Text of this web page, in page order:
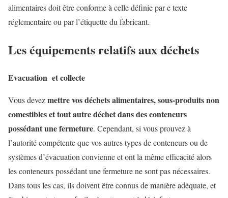
alimentaires doit être conforme à celle définie par e texte
réglementaire ou par l’étiquette du fabricant.
Les équipements relatifs aux déchets
Evacuation et collecte
Vous devezmettre vos déchets alimentaires, sous-produits non
comestibles et tout autre déchet dans des conteneurs
possédant une fermeture. Cependant, si vous prouvez à
l’autorité compétente que vos autres types de conteneurs ou de
systèmes d’évacuation convienne et ont la même efficacité alors
les conteneurs possédant une fermeture ne sont pas nécessaires.
Dans tous les cas, ils doivent être connus de manière adéquate, et